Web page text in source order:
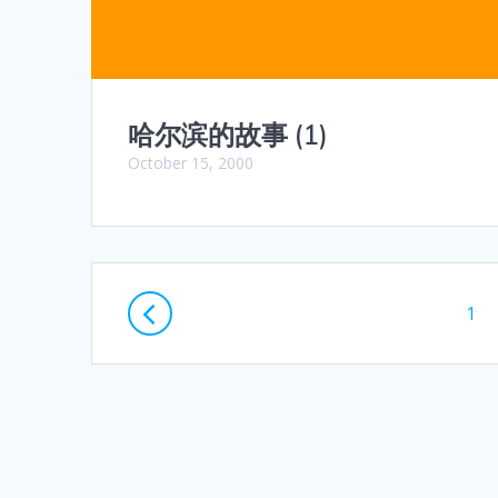
哈尔滨的故事 (1)
October 15, 2000
Posts
navigation
Page
1